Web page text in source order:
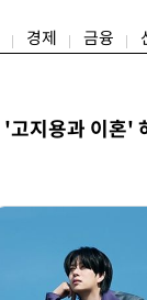
경제 금융
'고지용과 이혼'